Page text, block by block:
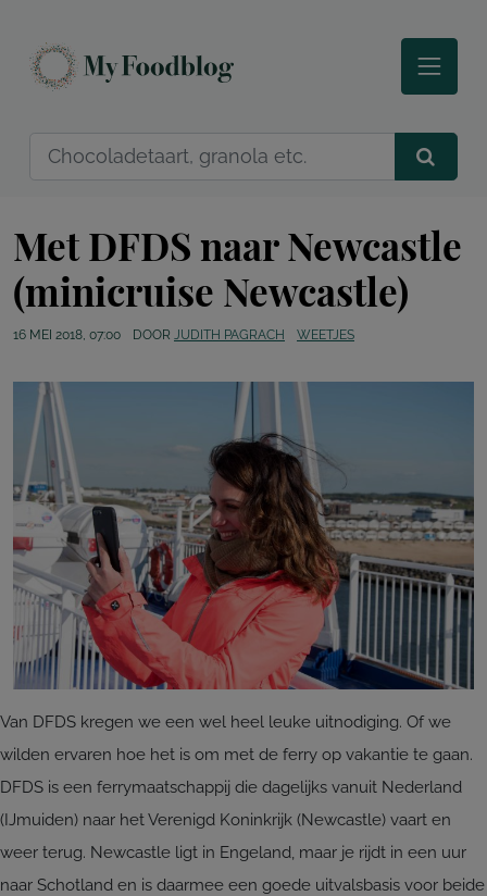
Met DFDS naar Newcastle
(minicruise Newcastle)
16 MEI 2018, 07:00 DOOR JUDITH PAGRACH WEETJES
Van DFDS kregen we een wel heel leuke uitnodiging. Of we
wilden ervaren hoe het is om met de ferry op vakantie te gaan.
DFDS is een ferrymaatschappij die dagelijks vanuit Nederland
(IJmuiden) naar het Verenigd Koninkrijk (Newcastle) vaart en
weer terug. Newcastle ligt in Engeland, maar je rijdt in een uur
naar Schotland en is daarmee een goede uitvalsbasis voor beide